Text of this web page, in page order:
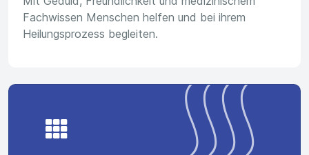
Fachwissen Menschen helfen und bei ihrem
Heilungsprozess begleiten.